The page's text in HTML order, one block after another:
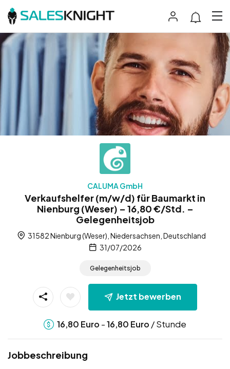
CALUMA GmbH
Verkaufshelfer (m/w/d) für Baumarkt in
Nienburg (Weser) – 16,80 €/Std. –
Gelegenheitsjob
31582 Nienburg (Weser), Niedersachsen, Deutschland
31/07/2026
Gelegenheitsjob
Jetzt bewerben
16,80 Euro -16,80 Euro / Stunde
Jobbeschreibung